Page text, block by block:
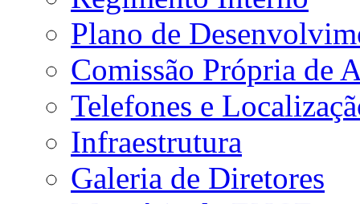
Plano de
Comissão Própria de
Telefones e
Infraestrutura
Galeria de Diretores